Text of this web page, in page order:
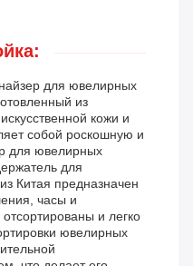
для ювелирных
из
кожи и
собой роскошную и
для ювелирных
для
Китая предназначен
часы и
и легко
ювелирных